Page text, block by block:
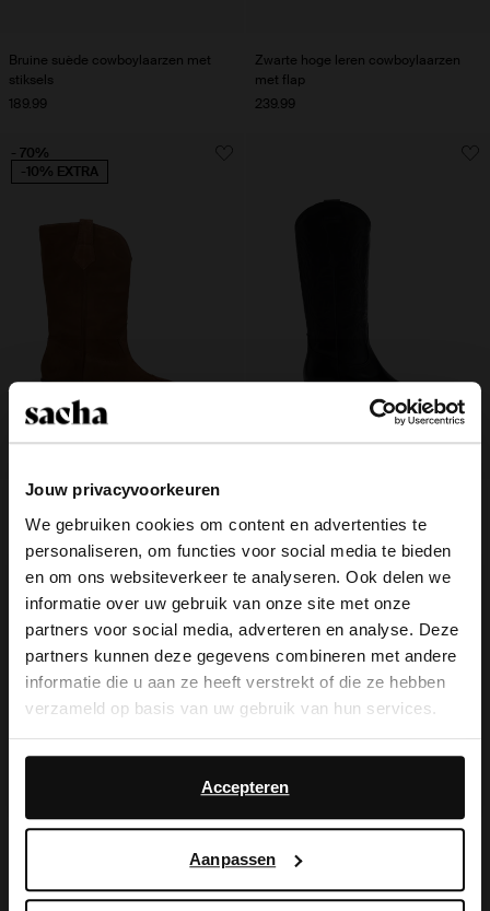
Jouw privacyvoorkeuren
We gebruiken cookies om content en advertenties te
personaliseren, om functies voor social media te bieden
en om ons websiteverkeer te analyseren. Ook delen we
informatie over uw gebruik van onze site met onze
partners voor social media, adverteren en analyse. Deze
partners kunnen deze gegevens combineren met andere
informatie die u aan ze heeft verstrekt of die ze hebben
verzameld op basis van uw gebruik van hun services.
Daarnaast werken wij samen met Google voor
advertentie- en meetdoeleinden. Meer informatie over
hoe Google uw persoonsgegevens gebruikt, vindt u op
Accepteren
Aanpassen
Bruine suède cowboylaarzen met
stiksels
189.99
Zwarte hoge leren cowboylaarzen
met flap
239.99
160.00
48.00
- 70%
-10% EXTRA
189.99
- 70%
- 60%
×
View this website in English?
It looks like your language isn't Dutch. Would
you like to switch to English?
Yes, switch to
English
No, stay in Dutch